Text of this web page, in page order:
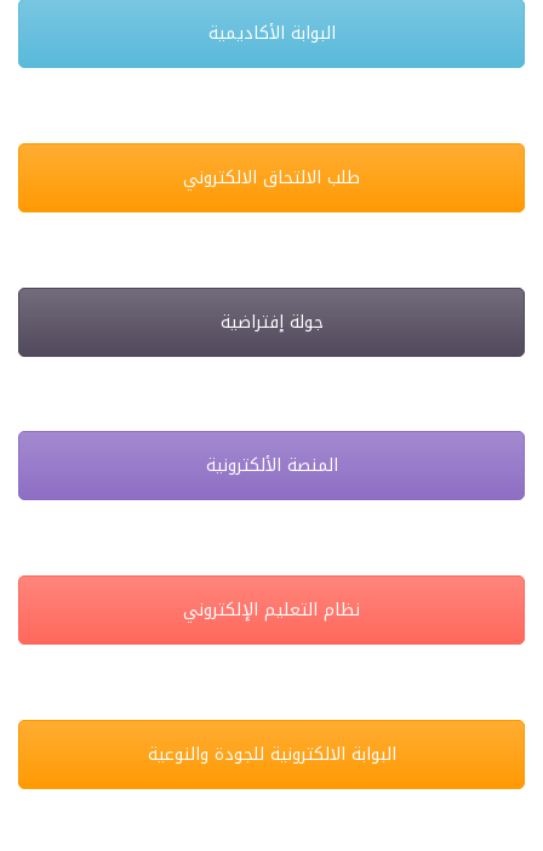
البوابة الأكاديمية
طلب الالتحاق الالكتروني
جولة إفتراضية
المنصة الألكترونية
نظام التعليم الإلكتروني
البوابة الالكترونية للجودة والنوعية